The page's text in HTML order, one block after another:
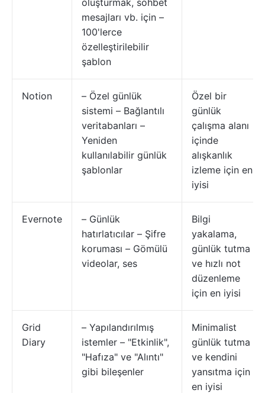
oluşturmak, sohbet
mesajları vb. için –
100'lerce
özelleştirilebilir
şablon
Notion
– Özel günlük
sistemi – Bağlantılı
veritabanları –
Yeniden
kullanılabilir günlük
şablonlar
Özel bir
günlük
çalışma alanı
içinde
alışkanlık
izleme için en
iyisi
Evernote
– Günlük
hatırlatıcılar – Şifre
koruması – Gömülü
videolar, ses
Bilgi
yakalama,
günlük tutma
ve hızlı not
düzenleme
için en iyisi
Grid
Diary
– Yapılandırılmış
istemler – "Etkinlik",
"Hafıza" ve "Alıntı"
gibi bileşenler
Minimalist
günlük tutma
ve kendini
yansıtma için
en iyisi